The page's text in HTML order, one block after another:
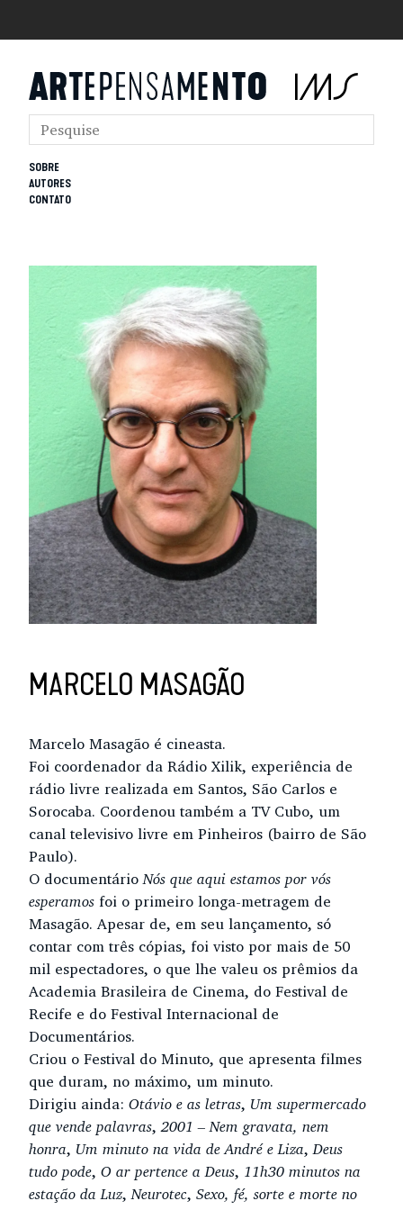
SOBRE
AUTORES
CONTATO
MARCELO MASAGÃO
Marcelo Masagão é cineasta.
Foi coordenador da Rádio Xilik, experiência de
rádio livre realizada em Santos, São Carlos e
Sorocaba. Coordenou também a TV Cubo, um
canal televisivo livre em Pinheiros (bairro de São
Paulo).
O documentário Nós que aqui estamos por vós
esperamos foi o primeiro longa-metragem de
Masagão. Apesar de, em seu lançamento, só
contar com três cópias, foi visto por mais de 50
mil espectadores, o que lhe valeu os prêmios da
Academia Brasileira de Cinema, do Festival de
Recife e do Festival Internacional de
Documentários.
Criou o Festival do Minuto, que apresenta filmes
que duram, no máximo, um minuto.
Dirigiu ainda: Otávio e as letras, Um supermercado
que vende palavras,2001 – Nem gravata, nem
honra, Um minuto na vida de André e Liza,Deus
tudo pode, O ar pertence a Deus, 11h30 minutos na
estação da Luz,Neurotec, Sexo, fé, sorte e morte no